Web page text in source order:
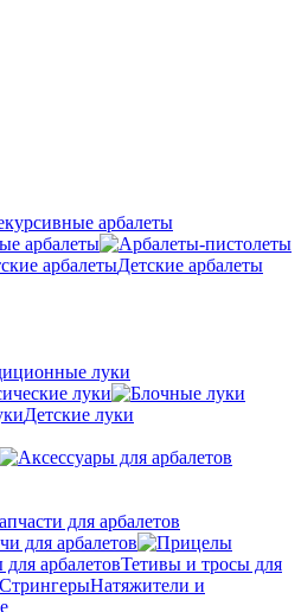
арбалеты
арбалеты
Детские арбалеты
луки
луки
Детские луки
для арбалетов
для арбалетов
Тетивы и тросы для
Натяжители и